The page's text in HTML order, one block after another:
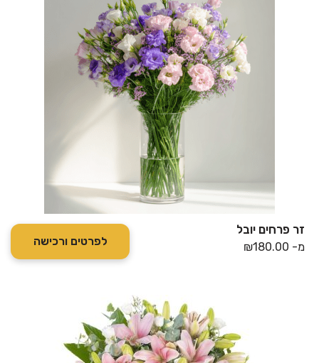
זר פרחים יובל
מ- ₪180.00 לפרטים ורכישה